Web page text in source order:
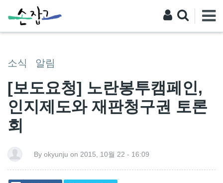
소식 알림
[보도요청] 노란봉투캠페인,
인지제도와 재판청구권 토론
회
By okyunju on 2015, 10월 22 - 16:09